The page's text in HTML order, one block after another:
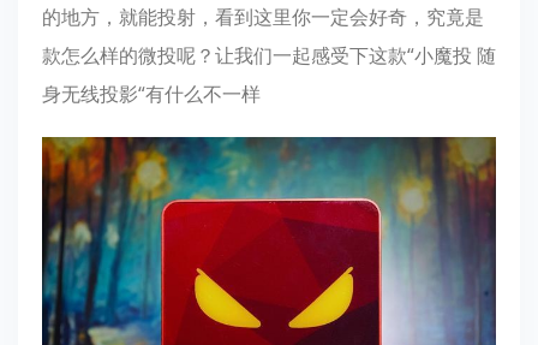
的地方，就能投射，看到这里你一定会好奇，究竟是
款怎么样的微投呢？让我们一起感受下这款“小魔投 随
身无线投影“有什么不一样